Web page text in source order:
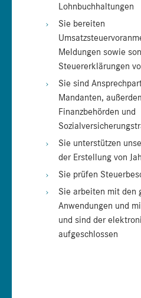
Lohnbuchhaltungen
Sie bereiten
Meldungen sowie
Steuererklärungen
Sie sind
Mandanten,
Finanzbehörden und
Sie unterstützen
der Erstellung von
Sie prüfen
Sie arbeiten mit den
Anwendungen und
und sind der
aufgeschlossen